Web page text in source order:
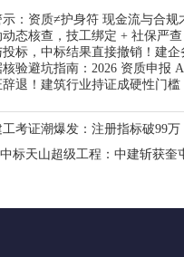
：资质≠护身符 现金流与合规
态核查，技工绑定 + 社保严
标，中标结果直接撤销！建
验避坑指南：2026 资质申报
退！建筑行业持证成硬性门
工考证潮爆发：注册指标破99
中标天山超级工程：中建斩获